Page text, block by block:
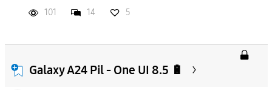
101 14 5
Galaxy A24 Pil - One UI 8.5 🔋